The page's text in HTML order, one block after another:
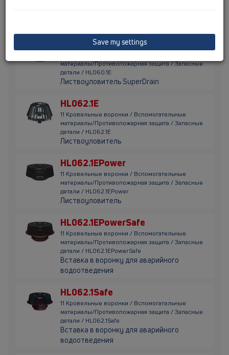
HL060.1E
материалы/Противопожарная защита / Запасные
детали / HL060.1E
Листвоуловитель SuperDrain
HL062.1E
11 Кровельные воронки / Вспомогательные
материалы/Противопожарная защита / Запасные
детали / HL062.1E
Листвоуловитель
HL062.1EPower
11 Кровельные воронки / Вспомогательные
материалы/Противопожарная защита / Запасные
детали / HL062.1EPower
Листвоуловитель
HL062.1EPowerSafe
11 Кровельные воронки / Вспомогательные
материалы/Противопожарная защита / Запасные
детали / HL062.1EPowerSafe
Вставка в воронку для аварийного
водоотведения
HL062.1Safe
11 Кровельные воронки / Вспомогательные
материалы/Противопожарная защита / Запасные
детали / HL062.1Safe
Вставка в воронку для аварийного
водоотведения
Save my settings